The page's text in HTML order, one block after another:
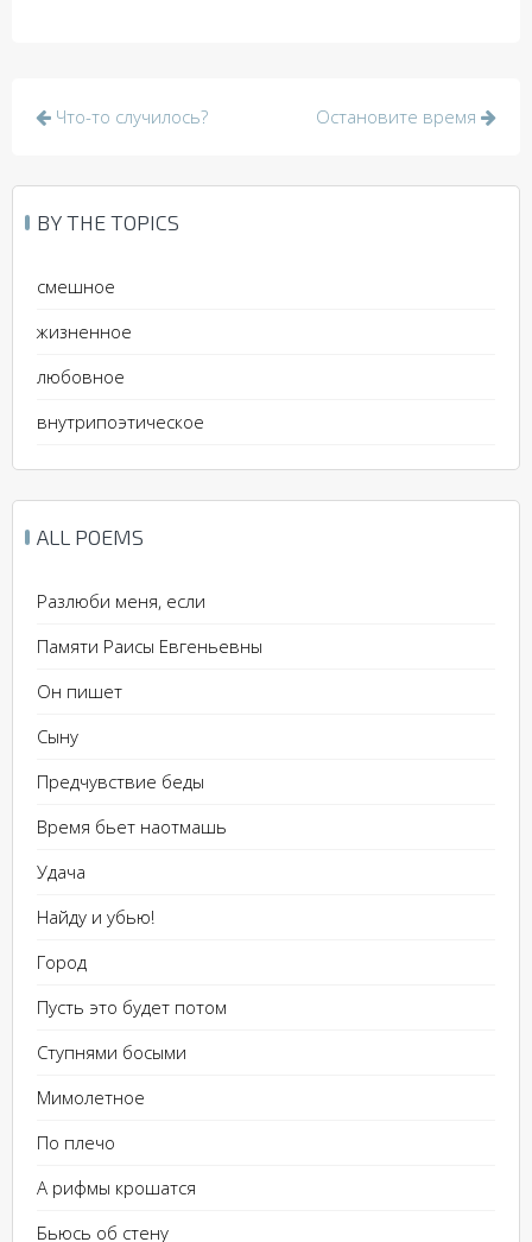
Post
Что-то случилось? Остановите время
BY THE TOPICS
смешное
жизненное
любовное
внутрипоэтическое
ALL POEMS
Разлюби меня, если
Памяти Раисы Евгеньевны
Он пишет
Сыну
Предчувствие беды
Время бьет наотмашь
Удача
Найду и убью!
Город
Пусть это будет потом
Ступнями босыми
Мимолетное
По плечо
А рифмы крошатся
Бьюсь об стену